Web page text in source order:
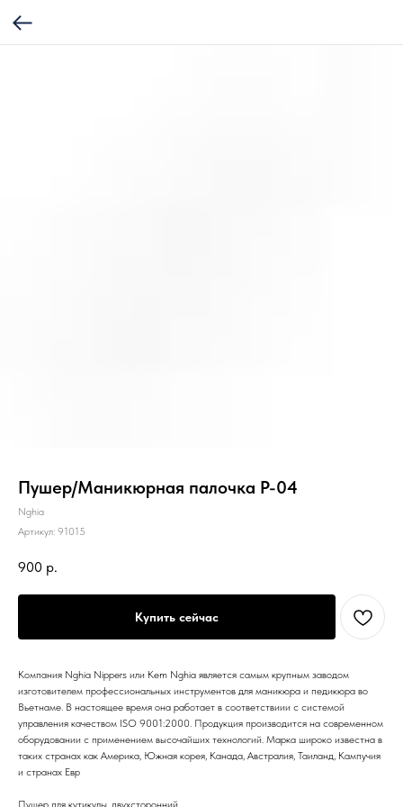
Пушер/Маникюрная палочка P-04
Nghia
Артикул: 91015
900 р.
Купить сейчас
Компания Nghia Nippers или Kem Nghia является самым крупным заводом
изготовителем профессиональных инструментов для маникюра и педикюра во
Вьетнаме. В настоящее время она работает в соответствиии с системой
управления качеством ISO 9001:2000. Продукция производится на современном
оборудовании с применением высочайших технологий. Марка широко известна в
таких странах как Америка, Южная корея, Канада, Австралия, Таиланд, Кампучия
и странах Евр
Пушер для кутикулы, двухсторонний